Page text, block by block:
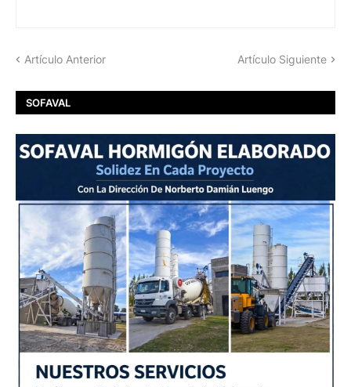
Artículo Anterior Artículo Siguiente
SOFAVAL